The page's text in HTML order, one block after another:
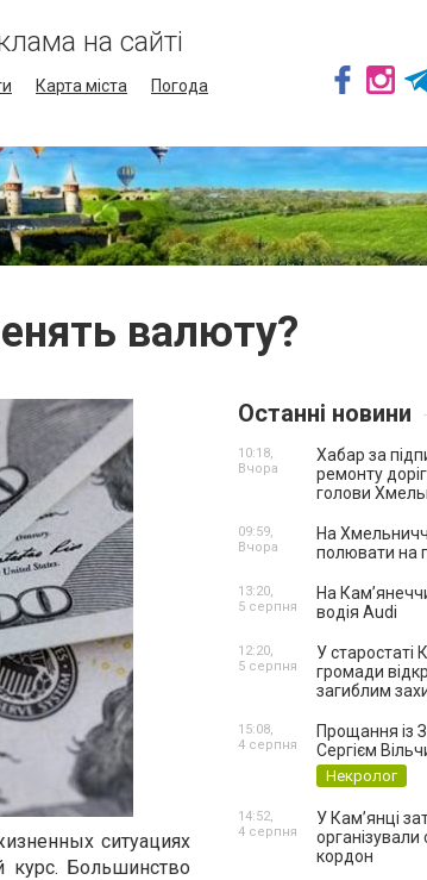
на сайті
Карта міста
Погода
валюту?
ситуациях
курс. Большинство
Останні новини
Хабар за
ремонту
голови
10:18,
Вчора
На
полювати на
09:59,
Вчора
На
водія Audi
13:20,
5 серпня
У старостаті
громади
загиблим
12:20,
5 серпня
Прощання із
Сергієм
Некролог
15:08,
4 серпня
У Кам’янці
організували
кордон
14:52,
4 серпня